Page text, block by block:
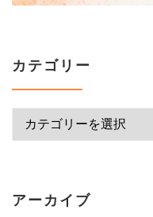
カテゴリー
カテゴリー
アーカイブ